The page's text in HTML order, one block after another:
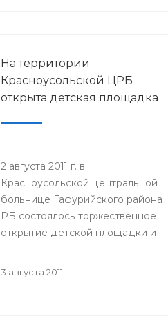
На территории
Красноусольской ЦРБ
открыта детская площадка
2 августа 2011 г. в
Красноусольской центральной
больнице Гафурийского района
РБ состоялось торжественное
открытие детской площадки и
3 августа 2011